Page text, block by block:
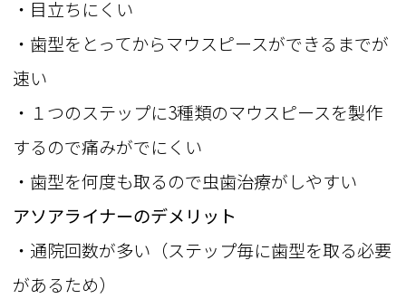
・目立ちにくい
・歯型をとってからマウスピースができるまでが
速い
・１つのステップに3種類のマウスピースを製作
するので痛みがでにくい
・歯型を何度も取るので虫歯治療がしやすい
アソアライナーのデメリット
・通院回数が多い（ステップ毎に歯型を取る必要
があるため）